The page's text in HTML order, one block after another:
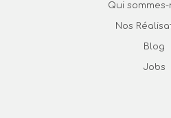
Qui sommes-
Nos
Blog
Jobs